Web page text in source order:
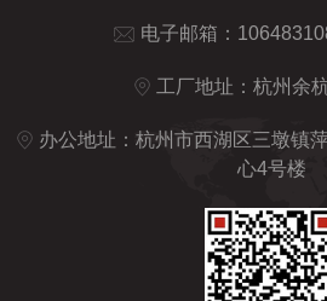
电子邮箱：
工厂地址：杭州余
办公地址：杭州市西湖区三墩镇
心4号楼